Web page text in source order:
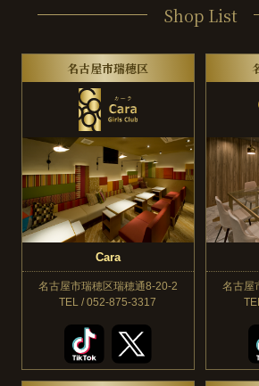
Shop List
名古屋市瑞穂区
Cara
名古屋市瑞穂区瑞穂通8-20-2
TEL / 052-875-3317
名古屋